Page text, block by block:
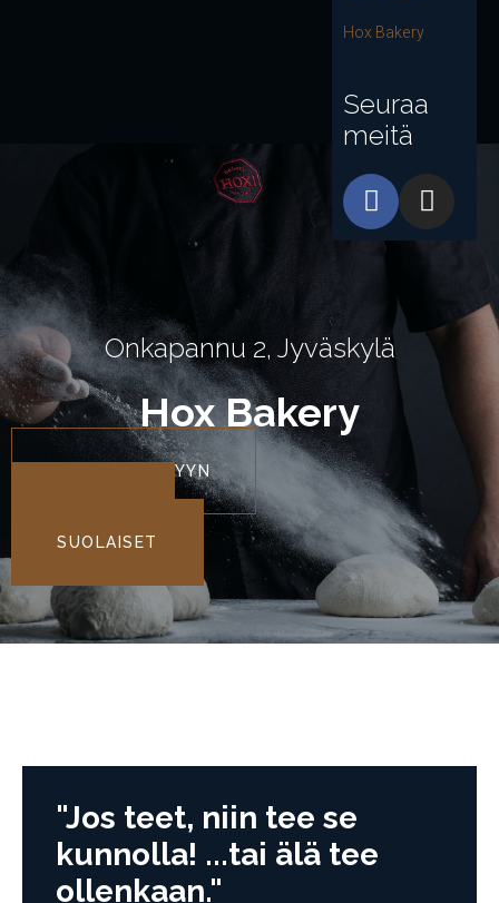
Hox Bakery
Seuraa
meitä
Onkapannu 2, Jyväskylä
Hox Bakery
SOITA BAKERYYN
SUOLAISET
"Jos teet, niin tee se
kunnolla! ...tai älä tee
ollenkaan."